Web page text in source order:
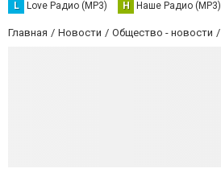
L Love Радио (MP3) Н Наше Радио (MP3)
Главная Новости Общество - новости